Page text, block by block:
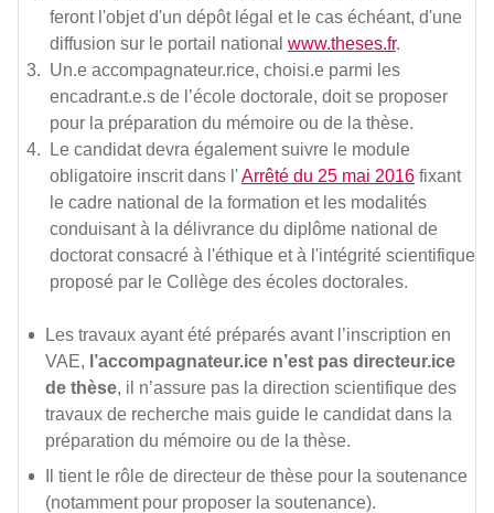
feront l'objet d'un dépôt légal et le cas échéant, d'une
diffusion sur le portail national www.theses.fr.
Un.e accompagnateur.rice, choisi.e parmi les
encadrant.e.s de l’école doctorale, doit se proposer
pour la préparation du mémoire ou de la thèse.
Le candidat devra également suivre le module
obligatoire inscrit dans l'Arrêté du 25 mai 2016 fixant
le cadre national de la formation et les modalités
conduisant à la délivrance du diplôme national de
doctorat consacré à l'éthique et à l'intégrité scientifique
proposé par le Collège des écoles doctorales.
Les travaux ayant été préparés avant l’inscription en
VAE, l’accompagnateur.ice n’est pas directeur.ice
de thèse, il n’assure pas la direction scientifique des
travaux de recherche mais guide le candidat dans la
préparation du mémoire ou de la thèse.
Il tient le rôle de directeur de thèse pour la soutenance
(notamment pour proposer la soutenance).